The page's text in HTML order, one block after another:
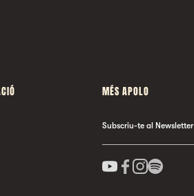
MÉS APOLO
Subscriu-te al Newsletter